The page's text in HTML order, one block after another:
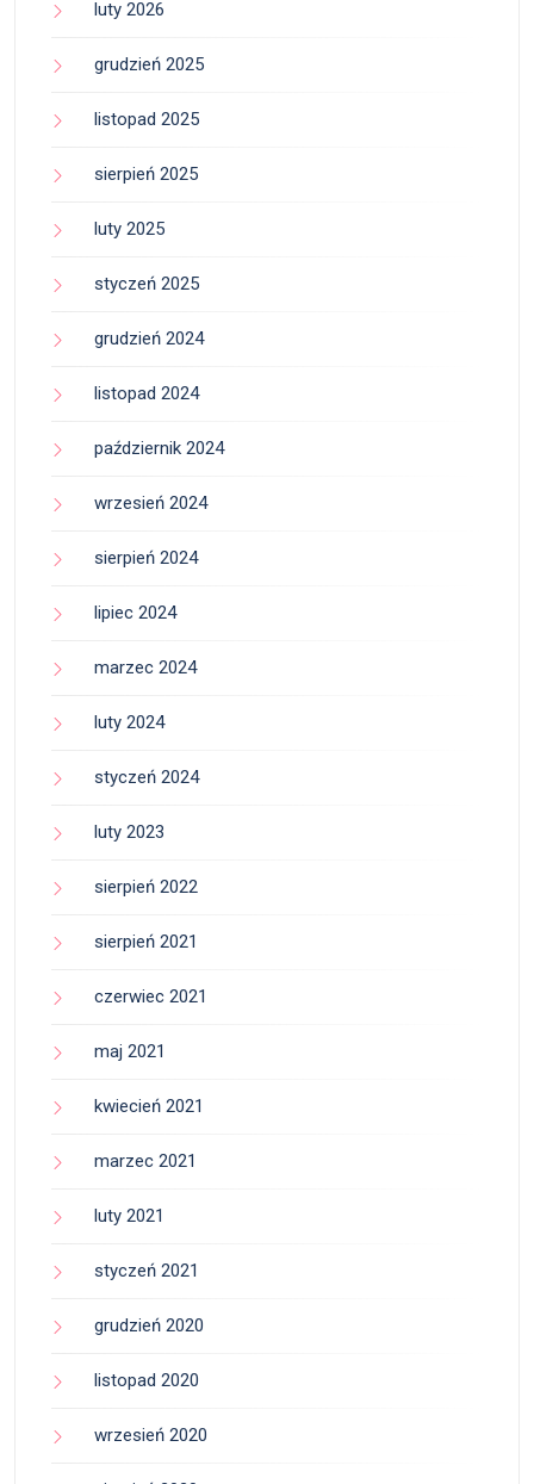
luty 2026
grudzień 2025
listopad 2025
sierpień 2025
luty 2025
styczeń 2025
grudzień 2024
listopad 2024
październik 2024
wrzesień 2024
sierpień 2024
lipiec 2024
marzec 2024
luty 2024
styczeń 2024
luty 2023
sierpień 2022
sierpień 2021
czerwiec 2021
maj 2021
kwiecień 2021
marzec 2021
luty 2021
styczeń 2021
grudzień 2020
listopad 2020
wrzesień 2020